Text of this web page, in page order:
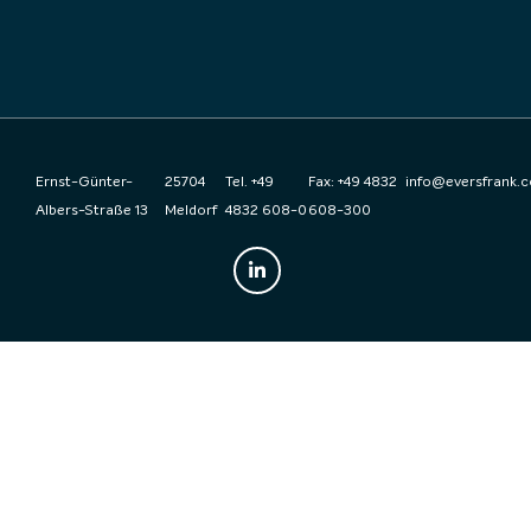
Ernst-Günter-
Albers-Straße 13
25704
Meldorf
Tel. +49
4832 608-0
Fax: +49 4832
608-300